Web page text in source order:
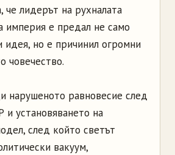
че лидерът на рухналата
империя е предал не само
идея, но е причинил огромни
човечество.
нарушеното равновесие след
и установяването на
след който светът
вакуум,